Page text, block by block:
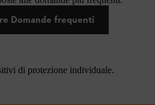
Domande frequenti
di protezione individuale.